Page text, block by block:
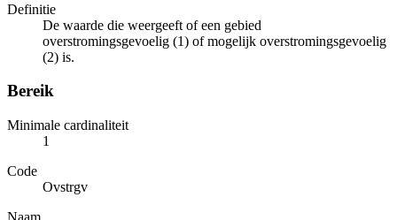
Definitie
De waarde die weergeeft of een gebied
overstromingsgevoelig (1) of mogelijk overstromingsgevoelig
(2) is.
Bereik
Minimale cardinaliteit
1
Code
Ovstrgv
Naam